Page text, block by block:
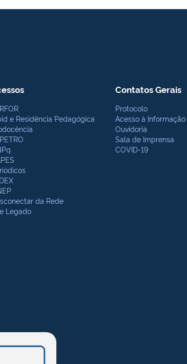
e Residência Pedagógica
da Rede
Legado
Contatos Gerais
Protocolo
Acesso à Informação
Ouvidoria
Sala de Imprensa
COVID-19